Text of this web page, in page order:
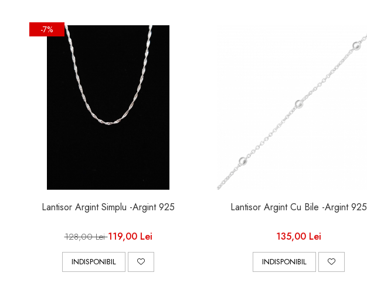
-7%
Lantisor Argint Simplu -Argint 925
128,00 Lei119,00 Lei
INDISPONIBIL
Lantisor Argint Cu Bile -Argint 925
135,00 Lei
INDISPONIBIL